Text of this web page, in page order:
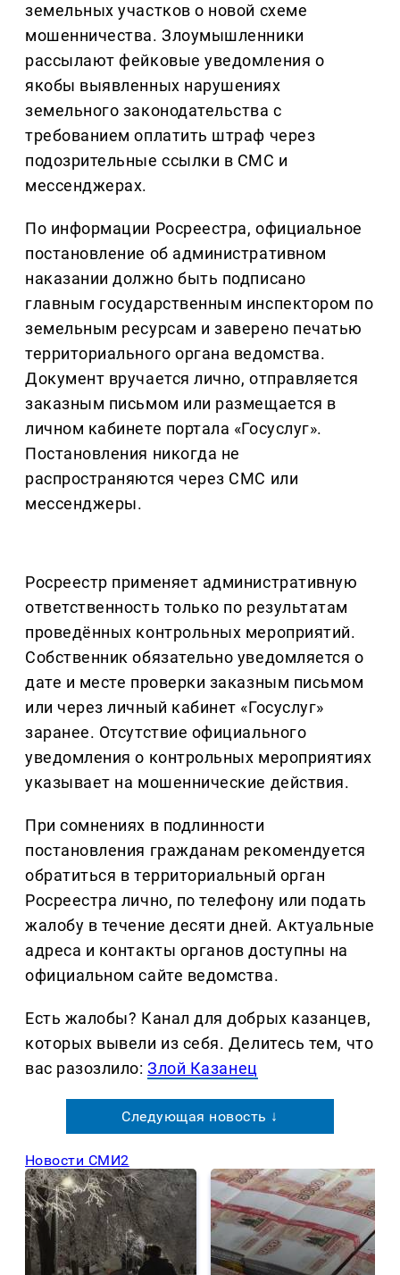
земельных участков о новой схеме
мошенничества. Злоумышленники
рассылают фейковые уведомления о
якобы выявленных нарушениях
земельного законодательства с
требованием оплатить штраф через
подозрительные ссылки в СМС и
мессенджерах.
По информации Росреестра, официальное
постановление об административном
наказании должно быть подписано
главным государственным инспектором по
земельным ресурсам и заверено печатью
территориального органа ведомства.
Документ вручается лично, отправляется
заказным письмом или размещается в
личном кабинете портала «Госуслуг».
Постановления никогда не
распространяются через СМС или
мессенджеры.
Росреестр применяет административную
ответственность только по результатам
проведённых контрольных мероприятий.
Собственник обязательно уведомляется о
дате и месте проверки заказным письмом
или через личный кабинет «Госуслуг»
заранее. Отсутствие официального
уведомления о контрольных мероприятиях
указывает на мошеннические действия.
При сомнениях в подлинности
постановления гражданам рекомендуется
обратиться в территориальный орган
Росреестра лично, по телефону или подать
жалобу в течение десяти дней. Актуальные
адреса и контакты органов доступны на
официальном сайте ведомства.
Есть жалобы? Канал для добрых казанцев,
которых вывели из себя. Делитеcь тем, что
вас разозлило:Злой Казанец
Следующая новость ↓
Новости СМИ2